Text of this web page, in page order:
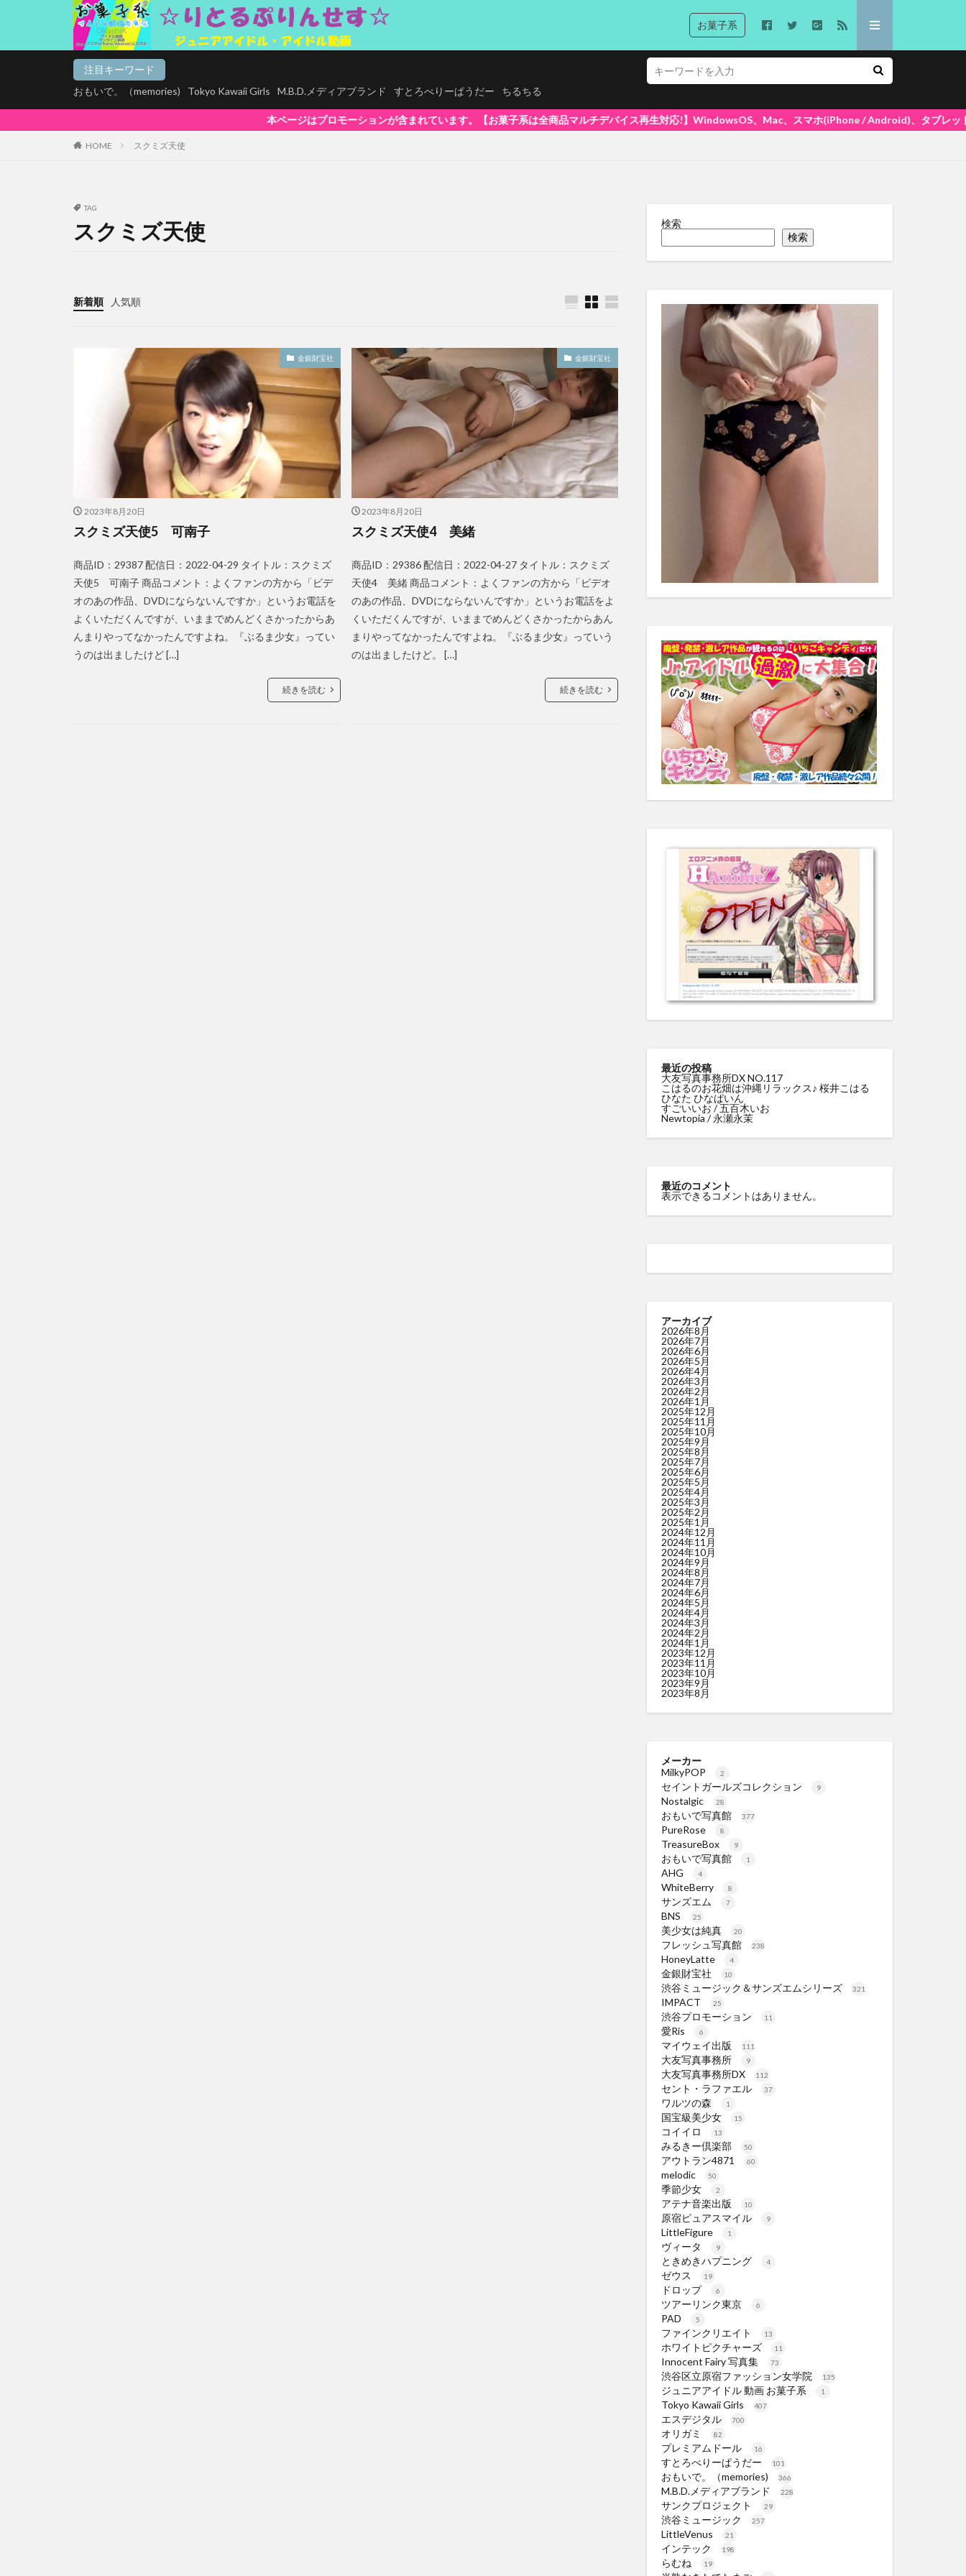
お菓子系
注目キーワード
おもいで。（memories)
Tokyo Kawaii Girls M.B.D.メディアブランド すとろべりーぱうだー ちるちる
本ページはプロモーションが含まれています。【お菓子系は全商品マルチデバイス再生対応!】WindowsOS、Mac、スマホ(iPhone / Android)、タブレットで再生できます! 大好
HOME スクミズ天使
TAG
スクミズ天使
新着順 人気順
金銀財宝社
2023年8月20日
スクミズ天使5 可南子
商品ID：29387 配信日：2022-04-29 タイトル：スクミズ
天使5 可南子 商品コメント：よくファンの方から「ビデ
オのあの作品、DVDにならないんですか」というお電話を
よくいただくんですが、いままでめんどくさかったからあ
んまりやってなかったんですよね。『ぶるま少女』ってい
うのは出ましたけど […]
続きを読む
金銀財宝社
2023年8月20日
スクミズ天使4 美緒
商品ID：29386 配信日：2022-04-27 タイトル：スクミズ
天使4 美緒 商品コメント：よくファンの方から「ビデオ
のあの作品、DVDにならないんですか」というお電話をよ
くいただくんですが、いままでめんどくさかったからあん
まりやってなかったんですよね。『ぶるま少女』っていう
のは出ましたけど。 […]
続きを読む
検索
検索
最近の投稿
大友写真事務所DX NO.117
こはるのお花畑は沖縄リラックス♪ 桜井こはる
ひなた ひなぱいん
すごいいお / 五百木いお
Newtopia / 永瀬永茉
最近のコメント
表示できるコメントはありません。
アーカイブ
2026年8月
2026年7月
2026年6月
2026年5月
2026年4月
2026年3月
2026年2月
2026年1月
2025年12月
2025年11月
2025年10月
2025年9月
2025年8月
2025年7月
2025年6月
2025年5月
2025年4月
2025年3月
2025年2月
2025年1月
2024年12月
2024年11月
2024年10月
2024年9月
2024年8月
2024年7月
2024年6月
2024年5月
2024年4月
2024年3月
2024年2月
2024年1月
2023年12月
2023年11月
2023年10月
2023年9月
2023年8月
メーカー
MilkyPOP
2
セイントガールズコレクション 9
Nostalgic 28
おもいで写真館 377
PureRose 8
TreasureBox 9
おもいで写真館 1
AHG 4
WhiteBerry 8
サンズエム 7
BNS 25
美少女は純真 20
フレッシュ写真館 238
HoneyLatte 4
金銀財宝社 10
渋谷ミュージック＆サンズエムシリーズ 321
IMPACT 25
渋谷プロモーション 11
愛Ris 6
マイウェイ出版 111
大友写真事務所 9
大友写真事務所DX 112
セント・ラファエル 37
ワルツの森 1
国宝級美少女 15
コイイロ 13
みるきー倶楽部 50
アウトラン4871 60
melodic 50
季節少女 2
アテナ音楽出版 10
原宿ピュアスマイル 9
LittleFigure 1
ヴィータ 9
ときめきハプニング 4
ゼウス 19
ドロップ 6
ツアーリンク東京 6
PAD 5
ファインクリエイト 13
ホワイトピクチャーズ 11
Innocent Fairy 写真集 73
渋谷区立原宿ファッション女学院 135
ジュニアアイドル 動画 お菓子系 1
Tokyo Kawaii Girls 407
エスデジタル 700
オリガミ 82
プレミアムドール 16
すとろべりーぱうだー 101
おもいで。（memories) 366
M.B.D.メディアブランド 228
サンクプロジェクト 29
渋谷ミュージック 257
LittleVenus 21
インテック 198
らむね 19